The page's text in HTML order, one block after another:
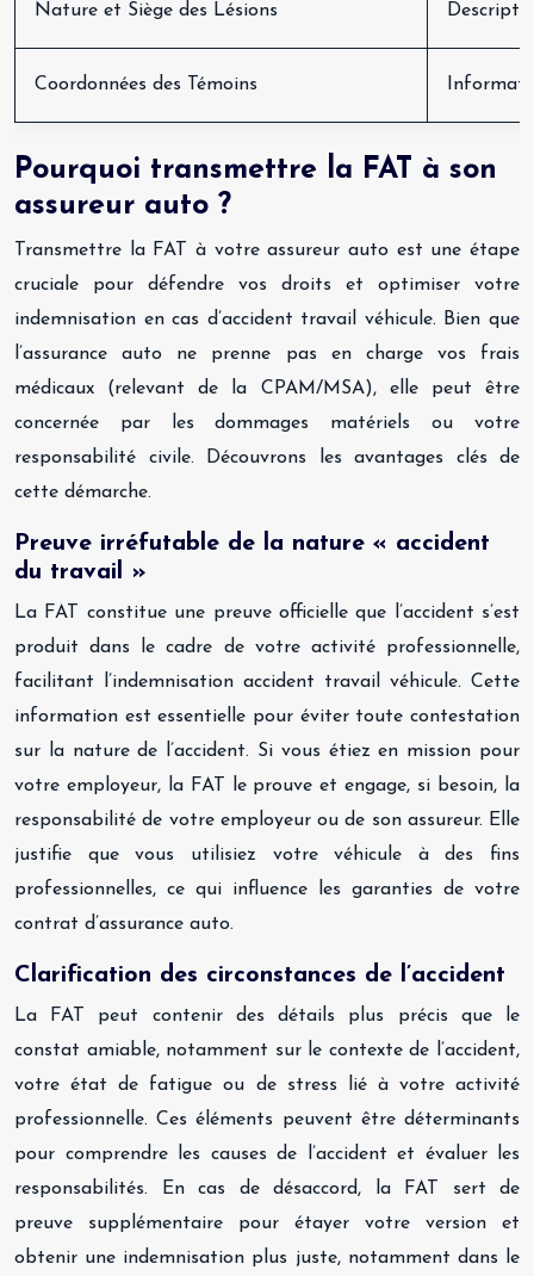
Nature et Siège des Lésions
Coordonnées des Témoins
Pourquoi transmettre la FAT à son
assureur auto ?
Transmettre la FAT à votre assureur auto est une étape
cruciale pour défendre vos droits et optimiser votre
indemnisation en cas d’accident travail véhicule. Bien que
l’assurance auto ne prenne pas en charge vos frais
médicaux (relevant de la CPAM/MSA), elle peut être
concernée par les dommages matériels ou votre
responsabilité civile. Découvrons les avantages clés de
cette démarche.
Preuve irréfutable de la nature « accident
du travail »
La FAT constitue une preuve officielle que l’accident s’est
produit dans le cadre de votre activité professionnelle,
facilitant l’indemnisation accident travail véhicule. Cette
information est essentielle pour éviter toute contestation
sur la nature de l’accident. Si vous étiez en mission pour
votre employeur, la FAT le prouve et engage, si besoin, la
responsabilité de votre employeur ou de son assureur. Elle
justifie que vous utilisiez votre véhicule à des fins
professionnelles, ce qui influence les garanties de votre
contrat d’assurance auto.
Clarification des circonstances de l’accident
La FAT peut contenir des détails plus précis que le
constat amiable, notamment sur le contexte de l’accident,
votre état de fatigue ou de stress lié à votre activité
professionnelle. Ces éléments peuvent être déterminants
pour comprendre les causes de l’accident et évaluer les
responsabilités. En cas de désaccord, la FAT sert de
preuve supplémentaire pour étayer votre version et
obtenir une indemnisation plus juste, notamment dans le